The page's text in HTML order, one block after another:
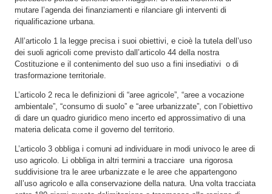
mutare l’agenda dei finanziamenti e rilanciare gli interventi di
riqualificazione urbana.
All’articolo 1 la legge precisa i suoi obiettivi, e cioè la tutela dell’uso
dei suoli agricoli come previsto dall’articolo 44 della nostra
Costituzione e il contenimento del suo uso a fini insediativi o di
trasformazione territoriale.
L’articolo 2 reca le definizioni di “aree agricole”, “aree a vocazione
ambientale”, “consumo di suolo” e “aree urbanizzate”, con l’obiettivo
di dare un quadro giuridico meno incerto ed approssimativo di una
materia delicata come il governo del territorio.
L’articolo 3 obbliga i comuni ad individuare in modi univoco le aree di
uso agricolo. Li obbliga in altri termini a tracciare una rigorosa
suddivisione tra le aree urbanizzate e le aree che appartengono
all’uso agricolo e alla conservazione della natura. Una volta tracciata